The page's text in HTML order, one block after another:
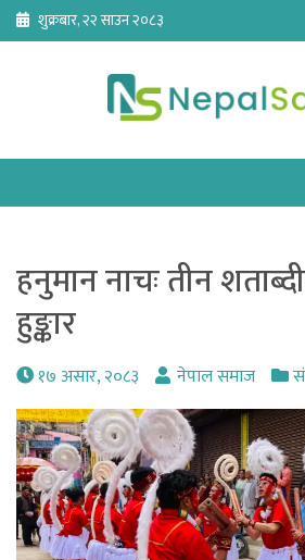
Skip
content
शुक्रबार, २२ साउन २०८३
हनुमान नाचः तीन
हुङ्कार
१७ असार, २०८३ नेपाल समाज